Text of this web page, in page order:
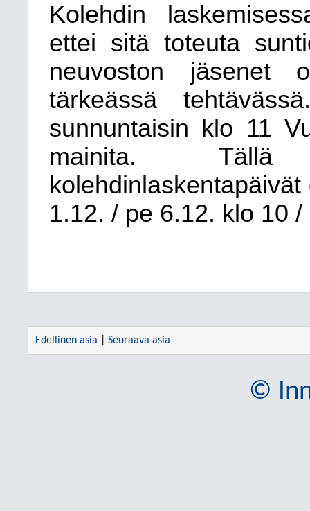
Kolehdin
ettei sitä toteuta
neuvoston jäsenet
tärkeässä
sunnuntaisin klo 11
mainita. Tällä
1.12. / pe 6.12. klo 10 /
Edellinen asia Seuraava asia
©